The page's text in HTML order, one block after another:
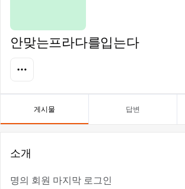
안맞는프라다를입는다
게시물 답변
소개
명의 회원 마지막 로그인